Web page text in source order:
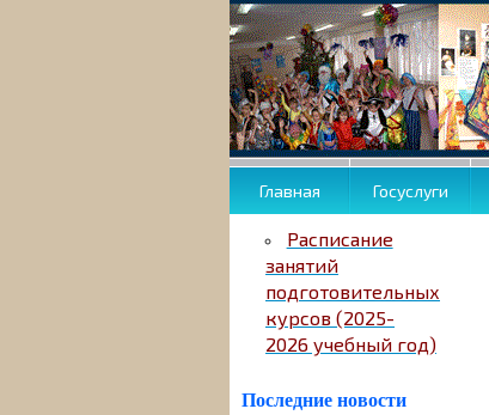
Главная Госуслуги
Расписание
занятий
подготовительных
курсов (2025-
2026 учебный год)
Последние новости